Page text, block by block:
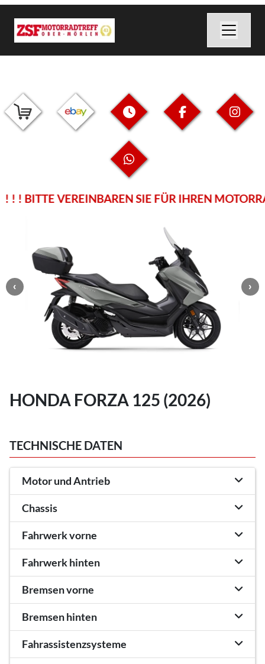
! BITTE VEREINBAREN SIE FÜR IHREN
HONDA FORZA 125 (2026)
TECHNISCHE DATEN
Motor und Antrieb
Chassis
Fahrwerk vorne
Fahrwerk hinten
Bremsen vorne
Bremsen hinten
Fahrassistenzsysteme